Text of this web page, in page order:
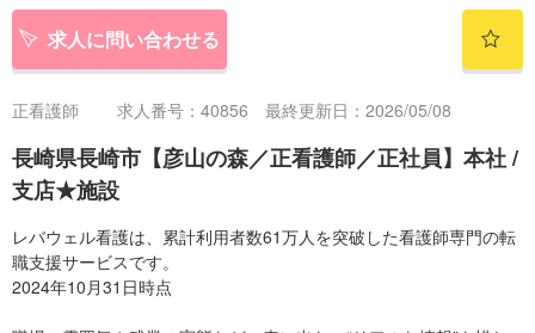
求人に問い合わせる
正看護師 求人番号：40856 最終更新日：2026/05/08
長崎県長崎市【彦山の森／正看護師／正社員】本社 /
支店★施設
レバウェル看護は、累計利用者数61万人を突破した看護師専門の転
職支援サービスです。
2024年10月31日時点